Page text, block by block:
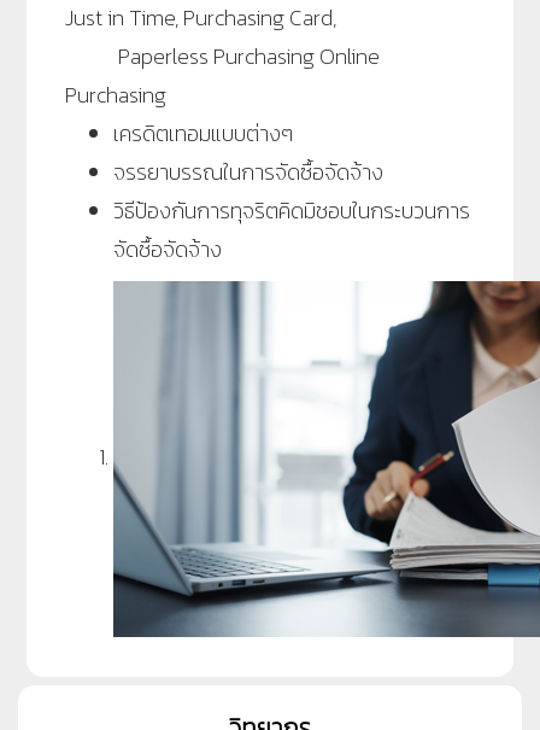
Just in Time, Purchasing Card,
Paperless Purchasing Online
Purchasing
เครดิตเทอมแบบต่างๆ
จรรยาบรรณในการจัดซื้อจัดจ้าง
วิธีป้องกันการทุจริตคิดมิชอบในกระบวนการ
จัดซื้อจัดจ้าง